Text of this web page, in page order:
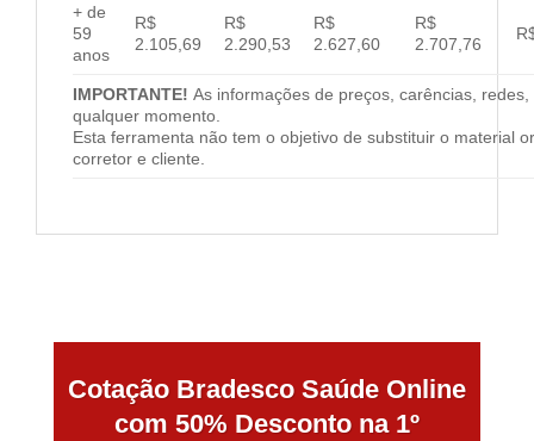
+ de
59
anos
R$
2.105,69
R$
2.290,53
R$
2.627,60
R$
2.707,76
IMPORTANTE! As informações de preços, carências,
qualquer momento.
Esta ferramenta não tem o objetivo de substituir o material
corretor e cliente.
Cotação Bradesco Saúde Online
com 50% Desconto na 1º